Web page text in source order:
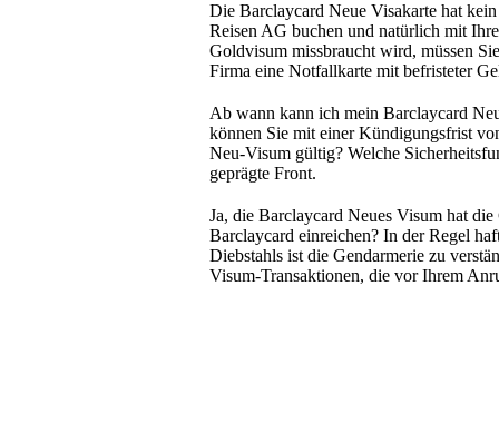
Die Barclaycard Neue Visakarte hat
Reisen AG buchen und natürlich mit
Goldvisum missbraucht wird, müssen
Firma eine Notfallkarte mit befristeter
Ab wann kann ich mein Barclaycard
können Sie mit einer Kündigungsfrist
Neu-Visum gültig? Welche
geprägte Front.
Ja, die Barclaycard Neues Visum hat
Barclaycard einreichen? In der Regel
Diebstahls ist die Gendarmerie zu
Visum-Transaktionen, die vor Ihrem